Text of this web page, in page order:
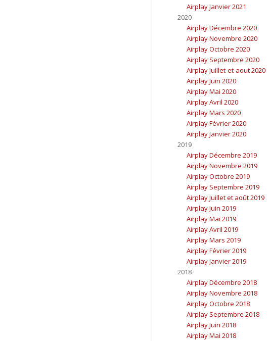
Airplay Janvier 2021
2020
Airplay Décembre 2020
Airplay Novembre 2020
Airplay Octobre 2020
Airplay Septembre 2020
Airplay Juillet-et-aout 2020
Airplay Juin 2020
Airplay Mai 2020
Airplay Avril 2020
Airplay Mars 2020
Airplay Février 2020
Airplay Janvier 2020
2019
Airplay Décembre 2019
Airplay Novembre 2019
Airplay Octobre 2019
Airplay Septembre 2019
Airplay Juillet et août 2019
Airplay Juin 2019
Airplay Mai 2019
Airplay Avril 2019
Airplay Mars 2019
Airplay Février 2019
Airplay Janvier 2019
2018
Airplay Décembre 2018
Airplay Novembre 2018
Airplay Octobre 2018
Airplay Septembre 2018
Airplay Juin 2018
Airplay Mai 2018